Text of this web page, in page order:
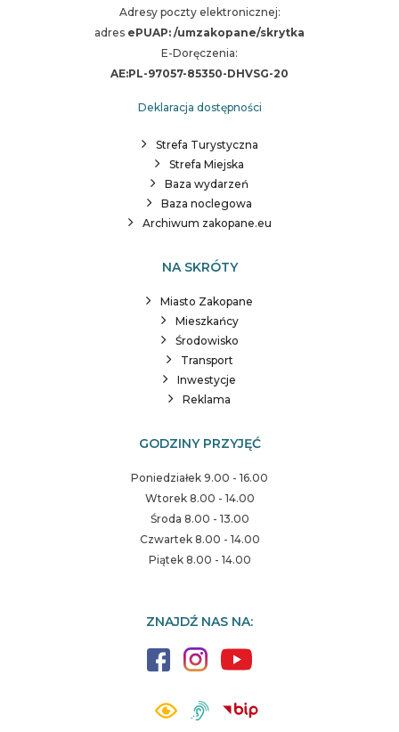
Adresy poczty elektronicznej:
adres ePUAP: /umzakopane/skrytka
E-Doręczenia:
AE:PL-97057-85350-DHVSG-20
Deklaracja dostępności
Strefa Turystyczna
Strefa Miejska
Baza wydarzeń
Baza noclegowa
Archiwum zakopane.eu
NA SKRÓTY
Miasto Zakopane
Mieszkańcy
Środowisko
Transport
Inwestycje
Reklama
GODZINY PRZYJĘĆ
Poniedziałek 9.00 - 16.00
Wtorek 8.00 - 14.00
Środa 8.00 - 13.00
Czwartek 8.00 - 14.00
Piątek 8.00 - 14.00
ZNAJDŹ NAS NA: